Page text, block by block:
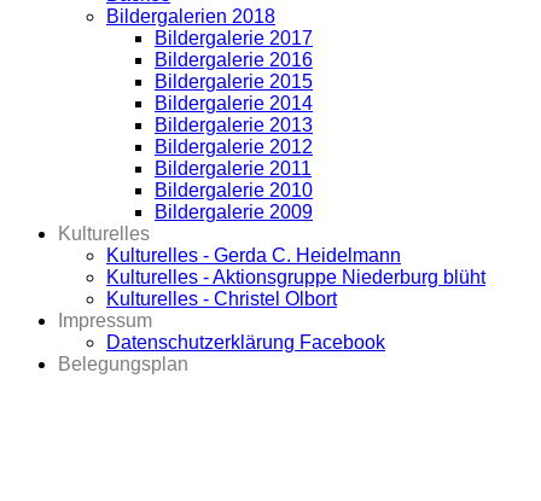
Bildergalerien 2018
Bildergalerie 2017
Bildergalerie 2016
Bildergalerie 2015
Bildergalerie 2014
Bildergalerie 2013
Bildergalerie 2012
Bildergalerie 2011
Bildergalerie 2010
Bildergalerie 2009
Kulturelles
Kulturelles - Gerda C. Heidelmann
Kulturelles - Aktionsgruppe Niederburg blüht
Kulturelles - Christel Olbort
Impressum
Datenschutzerklärung Facebook
Belegungsplan